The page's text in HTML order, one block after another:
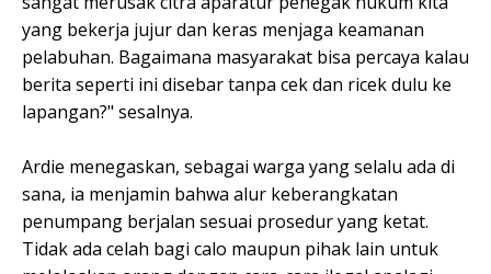
yang bekerja jujur dan keras menjaga keamanan
pelabuhan. Bagaimana masyarakat bisa percaya kalau
berita seperti ini disebar tanpa cek dan ricek dulu ke
lapangan?" sesalnya.
Ardie menegaskan, sebagai warga yang selalu ada di
sana, ia menjamin bahwa alur keberangkatan
penumpang berjalan sesuai prosedur yang ketat.
Tidak ada celah bagi calo maupun pihak lain untuk